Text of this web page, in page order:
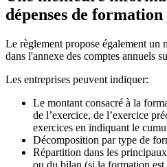
dépenses de
Le règlement propose également un
dans l'annexe des comptes annuels
Les entreprises peuvent indiquer:
Le montant consacré à la
de l’exercice, de l’exercice
exercices en indiquant le
Décomposition par type de
Répartition dans les